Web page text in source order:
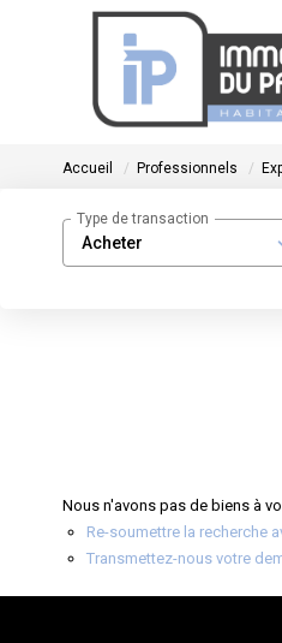
Accueil Professionnels
Acheter
Type de transaction
Nous n'avons pas de biens à
Re-soumettre la recherche
Transmettez-nous votre